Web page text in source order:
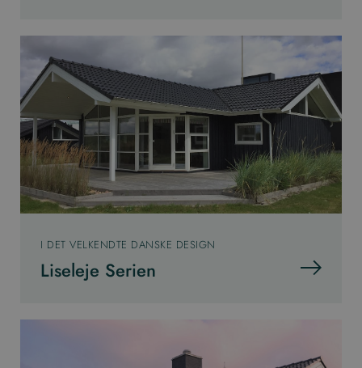
I DET VELKENDTE DANSKE DESIGN
Liseleje Serien